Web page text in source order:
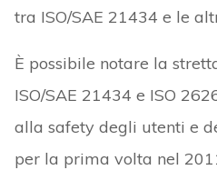
tra ISO/SAE 21434 e le
È possibile notare la
ISO/SAE 21434 e ISO
alla safety degli utenti e
per la prima volta nel